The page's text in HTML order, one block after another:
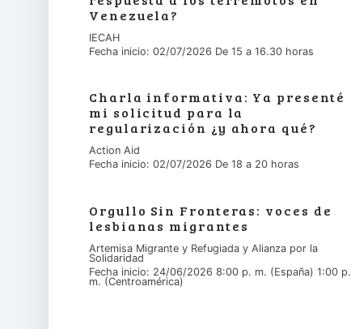
Venezuela?
IECAH
Fecha inicio: 02/07/2026 De 15 a 16.30 horas
Charla informativa: Ya presenté
mi solicitud para la
regularización ¿y ahora qué?
Action Aid
Fecha inicio: 02/07/2026 De 18 a 20 horas
Orgullo Sin Fronteras: voces de
lesbianas migrantes
Artemisa Migrante y Refugiada y Alianza por la
Solidaridad
Fecha inicio: 24/06/2026 8:00 p. m. (España) 1:00 p.
m. (Centroamérica)